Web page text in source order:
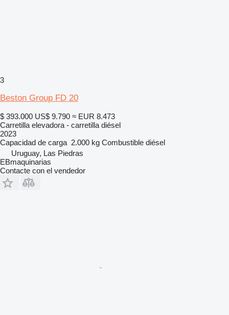
3
Beston Group FD 20
$ 393.000 US$ 9.790 ≈ EUR 8.473
Carretilla elevadora - carretilla diésel
2023
Capacidad de carga 2.000 kg Combustible diésel
Uruguay, Las Piedras
EBmaquinarias
Contacte con el vendedor